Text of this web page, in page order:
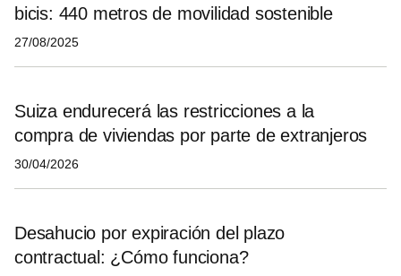
bicis: 440 metros de movilidad sostenible
27/08/2025
Suiza endurecerá las restricciones a la
compra de viviendas por parte de extranjeros
30/04/2026
Desahucio por expiración del plazo
contractual: ¿Cómo funciona?